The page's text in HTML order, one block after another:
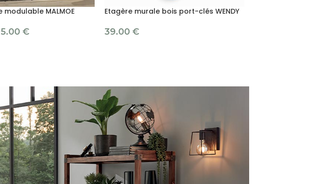
modulable MALMOE
€
Etagère murale bois port-clés WENDY
39.00 €